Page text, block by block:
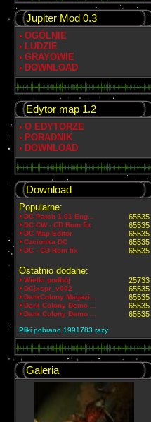
Jupiter Mod 0.3
OGÓLNIE
LUDZIE
GRAYOWIE
DOWNLOAD
Edytor map 1.2
O EDYTORZE
PORADNIK
DOWNLOAD
Download
Popularne:
DC Patch 1.01 Eng... 65535
DC:CW - CD Rom fix 65535
DC Map Editor 65535
Czcionka DC 65535
DC - CD Rom fix 65535
Ostatnio dodane:
Wielki podbój 25733
DCjxspr_v002 65535
DarkColony Magazi... 65535
Dark Colony Demo ... 65535
Dark Colony Demo ... 65535
Pliki pobrano 1991783 razy
Galeria